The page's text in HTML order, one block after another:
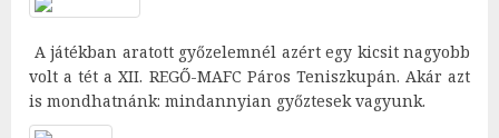
A játékban aratott győzelemnél azért egy kicsit nagyobb
volt a tét a XII. REGŐ-MAFC Páros Teniszkupán. Akár azt
is mondhatnánk: mindannyian győztesek vagyunk.